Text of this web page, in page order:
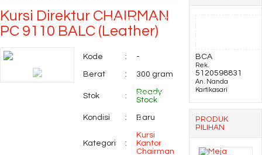
CHAIRMAN DC 701
Meja Rapat oval EXPO
MP M240
Kursi Direktur CHAIRMAN
PC 9110 BALC (Leather)
Kode : -
Berat : 300 gram
Stok :
Ready
Stock
Kondisi : Baru
Kategori :
Kursi
Kantor
Chairman
BCA
Rek.
5120598831
An. Nanda
Kartikasari
PRODUK
PILIHAN